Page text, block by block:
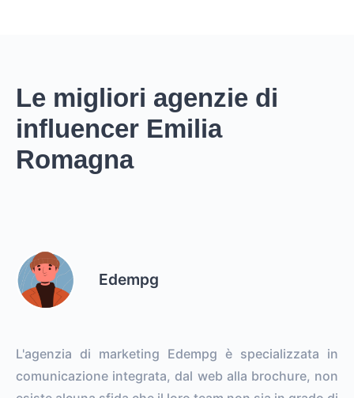
Le migliori agenzie di
influencer Emilia
Romagna
Edempg
L'agenzia di marketing Edempg è specializzata in
comunicazione integrata, dal web alla brochure, non